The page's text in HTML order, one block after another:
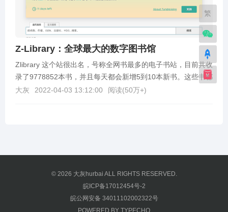
Z-Library：全球最大的数字图书馆
Zlibrary 这个站很出名，号称全网书最多的电子书站，目前共收
录了9778852本书，并且每天都会新增5到10本新书。这些书都
提供epub格式的文档下载，还...
大灰 2022-04-03 13:12:00 阅读(50万+)
© 2026 大灰hurbai ALL RIGHTS RESERVED.
皖ICP备17012454号-2
皖公网安备 34011102002322号
POWERED BY TYPECHO
繁